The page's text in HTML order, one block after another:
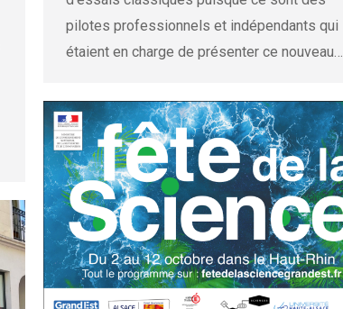
pilotes professionnels et indépendants qui
étaient en charge de présenter ce nouveau…